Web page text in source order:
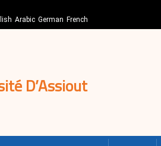
Arabic German French
D’Assiout